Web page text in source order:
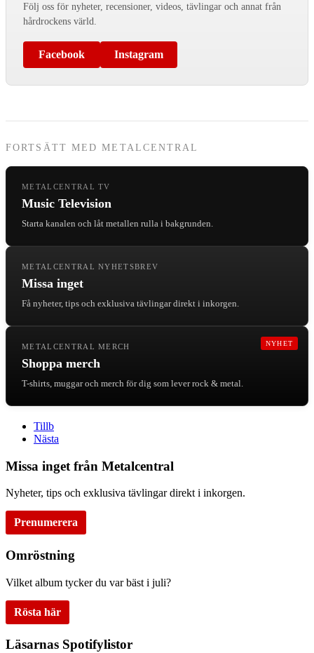
Följ oss för nyheter, recensioner, videos, tävlingar och annat från
hårdrockens värld.
Facebook Instagram
FORTSÄTT MED METALCENTRAL
METALCENTRAL TV
Music Television
Starta kanalen och låt metallen rulla i bakgrunden.
METALCENTRAL NYHETSBREV
Missa inget
Få nyheter, tips och exklusiva tävlingar direkt i inkorgen.
NYHET
METALCENTRAL MERCH
Shoppa merch
T-shirts, muggar och merch för dig som lever rock & metal.
Tillb
Nästa
Missa inget från Metalcentral
Nyheter, tips och exklusiva tävlingar direkt i inkorgen.
Prenumerera
Omröstning
Vilket album tycker du var bäst i juli?
Rösta här
Läsarnas Spotifylistor